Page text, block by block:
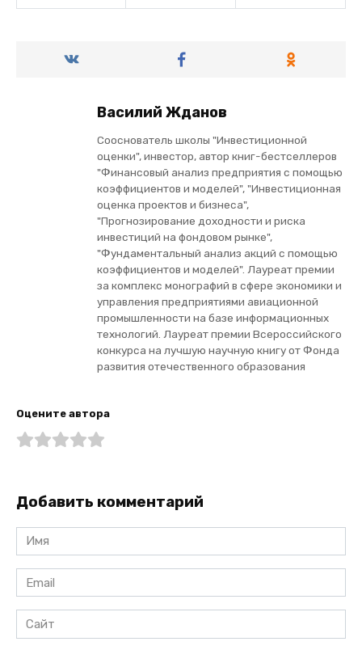
Василий Жданов
Сооснователь школы "Инвестиционной
оценки", инвестор, автор книг-бестселлеров
"Финансовый анализ предприятия с помощью
коэффициентов и моделей", "Инвестиционная
оценка проектов и бизнеса",
"Прогнозирование доходности и риска
инвестиций на фондовом рынке",
"Фундаментальный анализ акций с помощью
коэффициентов и моделей". Лауреат премии
за комплекс монографий в сфере экономики и
управления предприятиями авиационной
промышленности на базе информационных
технологий. Лауреат премии Всероссийского
конкурса на лучшую научную книгу от Фонда
развития отечественного образования
Оцените автора
Добавить комментарий
Имя
*
Email
*
Сайт